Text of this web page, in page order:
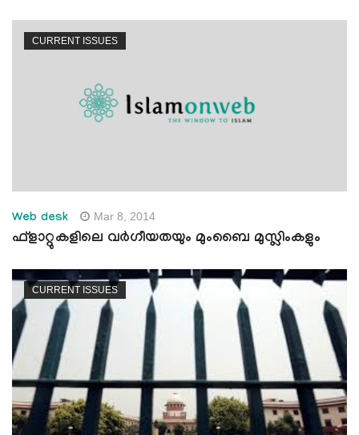
CURRENT ISSUES
Web desk Mar 8, 2014
ഫ്ളാറ്റുകളിലെ വര്‍ഗീയതയും മുംബൈ മുസ്ലിംകളും
CURRENT ISSUES